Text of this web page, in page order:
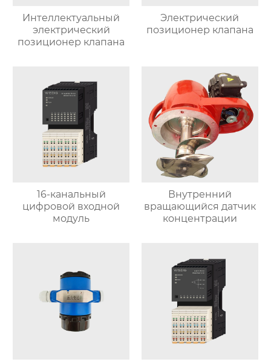
Интеллектуальный
электрический
позиционер клапана
Электрический
позиционер клапана
16-канальный
цифровой входной
модуль
Внутренний
вращающийся датчик
концентрации